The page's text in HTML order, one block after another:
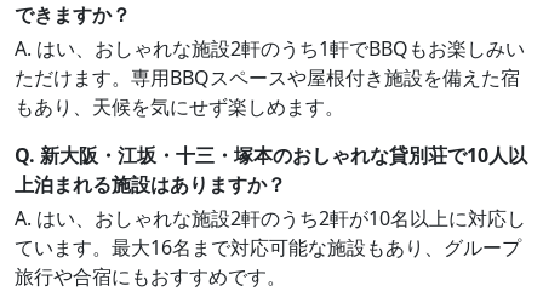
できますか？
A. はい、おしゃれな施設2軒のうち1軒でBBQもお楽しみい
ただけます。専用BBQスペースや屋根付き施設を備えた宿
もあり、天候を気にせず楽しめます。
Q. 新大阪・江坂・十三・塚本のおしゃれな貸別荘で10人以
上泊まれる施設はありますか？
A. はい、おしゃれな施設2軒のうち2軒が10名以上に対応し
ています。最大16名まで対応可能な施設もあり、グループ
旅行や合宿にもおすすめです。